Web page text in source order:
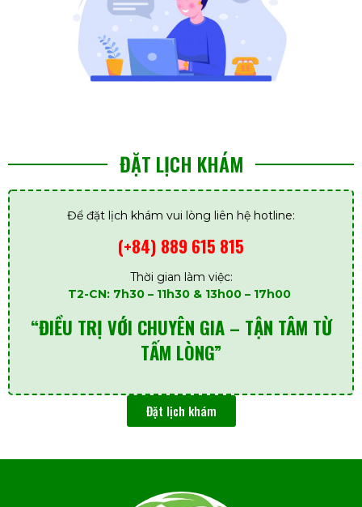
ĐẶT LỊCH KHÁM
Để đặt lịch khám vui lòng liên hệ hotline:
(+84) 889 615 815
Thời gian làm việc:
T2-CN: 7h30 – 11h30 & 13h00 – 17h00
“ĐIỀU TRỊ VỚI CHUYÊN GIA – TẬN TÂM TỪ
TẤM LÒNG”
Đặt lịch khám